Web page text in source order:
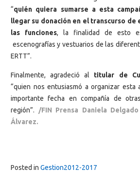
“quién quiera sumarse a esta
llegar su donación en el transcurso de
las funciones, la finalidad de esto
escenografías y vestuarios de las
ERTT”.
Finalmente, agradeció al titular de
“quien nos entusiasmó a organizar esta
importante fecha en compañía de
región”. /FIN Prensa Daniela
Álvarez.
Posted in Gestion2012-2017